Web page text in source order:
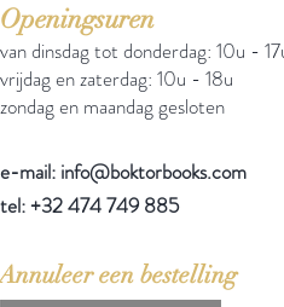
Openingsuren
van dinsdag tot donderdag: 10u -
vrijdag en zaterdag: 10u - 18u
zondag en maandag gesloten
e-mail: info@boktorbooks.com
tel: +32 474 749 885
Annuleer een bestelling